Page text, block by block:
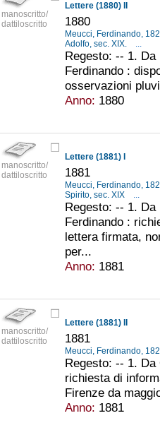
manoscritto/
dattiloscritto
Lettere (1880) II
1880
Meucci, Ferdinando,
Adolfo, sec. XIX.
...
Regesto: -- 1.
Ferdinando :
osservazioni
Anno: 1880
manoscritto/
dattiloscritto
Lettere (1881) I
1881
Meucci, Ferdinando,
Spirito, sec. XIX
...
Regesto: -- 1.
Ferdinando :
lettera firmata,
per...
Anno: 1881
manoscritto/
dattiloscritto
Lettere (1881) II
1881
Meucci, Ferdinando,
Regesto: -- 1.
richiesta di
Firenze da
Anno: 1881